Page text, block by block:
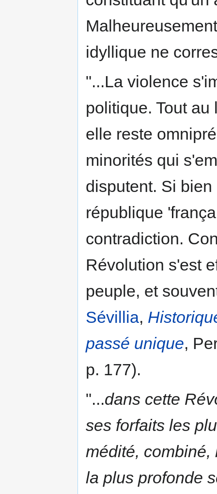
idyllique ne
"...La violence
politique. Tout
elle reste
minorités qui
disputent. Si
république
contradiction.
Révolution s'est
peuple, et
Sévillia,
passé unique,
p. 177).
"...dans cette
ses forfaits les
médité, combiné,
la plus profonde